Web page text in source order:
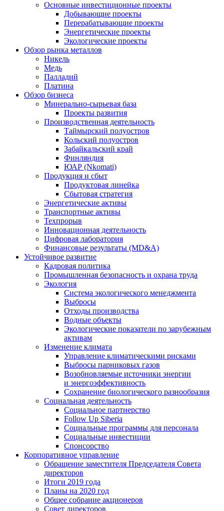
Основные инвестиционные проекты
Добывающие проекты
Перерабатывающие проекты
Энергетические проекты
Экологические проекты
Обзор рынка металлов
Никель
Медь
Палладий
Платина
Обзор бизнеса
Минерально-сырьевая база
Проекты развития
Производственная деятельность
Таймырский полуостров
Кольский полуостров
Забайкальский край
Финляндия
ЮАР (Nkomati)
Продукция и сбыт
Продуктовая линейка
Сбытовая стратегия
Энергетические активы
Транспортные активы
Техпрорыв
Инновационная деятельность
Цифровая лаборатория
Финансовые результаты (MD&A)
Устойчивое развитие
Кадровая политика
Промышленная безопасность и охрана труда
Экология
Система экологического менеджмента
Выбросы
Отходы производства
Водные объекты
Экологические показатели по зарубежным
активам
Изменение климата
Управление климатическими рисками
Выбросы парниковых газов
Возобновляемые источники энергии
и энергоэффективность
Сохранение биологического разнообразия
Социальная деятельность
Социальное партнерство
Follow Up Siberia
Социальные программы для персонала
Социальные инвестиции
Спонсорство
Корпоративное управление
Обращение заместителя Председателя Совета
директоров
Итоги 2019 года
Планы на 2020 год
Общее собрание акционеров
Совет директоров